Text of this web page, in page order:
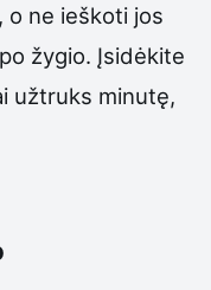
o ne ieškoti jos
žygio. Įsidėkite
užtruks minutę,